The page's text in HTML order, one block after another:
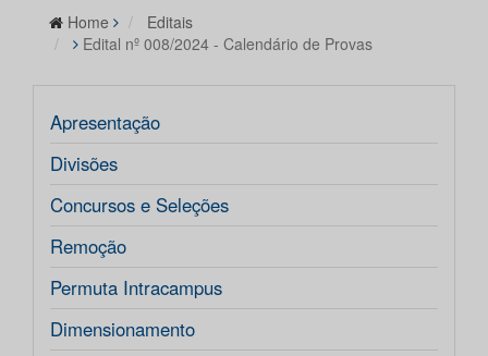
Home
Editais
Edital nº 008/2024 - Calendário de Provas
Apresentação
Divisões
Concursos e Seleções
Remoção
Permuta Intracampus
Dimensionamento